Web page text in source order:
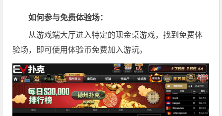
如何参与免费体验场：
从游戏端大厅进入特定的现金桌游戏，找到免费体
验场，即可使用体验币免费加入游玩。